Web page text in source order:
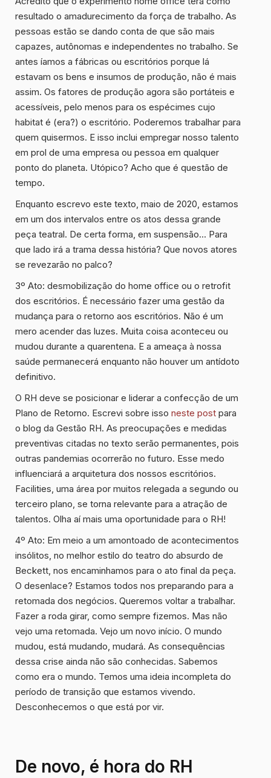
resultado o amadurecimento da força de trabalho. As
pessoas estão se dando conta de que são mais
capazes, autônomas e independentes no trabalho. Se
antes íamos a fábricas ou escritórios porque lá
estavam os bens e insumos de produção, não é mais
assim. Os fatores de produção agora são portáteis e
acessíveis, pelo menos para os espécimes cujo
habitat é (era?) o escritório. Poderemos trabalhar para
quem quisermos. E isso inclui empregar nosso talento
em prol de uma empresa ou pessoa em qualquer
ponto do planeta. Utópico? Acho que é questão de
tempo.
Enquanto escrevo este texto, maio de 2020, estamos
em um dos intervalos entre os atos dessa grande
peça teatral. De certa forma, em suspensão… Para
que lado irá a trama dessa história? Que novos atores
se revezarão no palco?
3º Ato: desmobilização do home office ou o retrofit
dos escritórios. É necessário fazer uma gestão da
mudança para o retorno aos escritórios. Não é um
mero acender das luzes. Muita coisa aconteceu ou
mudou durante a quarentena. E a ameaça à nossa
saúde permanecerá enquanto não houver um antídoto
definitivo.
O RH deve se posicionar e liderar a confecção de um
Plano de Retorno. Escrevi sobre isso neste post para
o blog da Gestão RH. As preocupações e medidas
preventivas citadas no texto serão permanentes, pois
outras pandemias ocorrerão no futuro. Esse medo
influenciará a arquitetura dos nossos escritórios.
Facilities, uma área por muitos relegada a segundo ou
terceiro plano, se torna relevante para a atração de
talentos. Olha aí mais uma oportunidade para o RH!
4º Ato: Em meio a um amontoado de acontecimentos
insólitos, no melhor estilo do teatro do absurdo de
Beckett, nos encaminhamos para o ato final da peça.
O desenlace? Estamos todos nos preparando para a
retomada dos negócios. Queremos voltar a trabalhar.
Fazer a roda girar, como sempre fizemos. Mas não
vejo uma retomada. Vejo um novo início. O mundo
mudou, está mudando, mudará. As consequências
dessa crise ainda não são conhecidas. Sabemos
como era o mundo. Temos uma ideia incompleta do
período de transição que estamos vivendo.
Desconhecemos o que está por vir.
De novo, é hora do RH